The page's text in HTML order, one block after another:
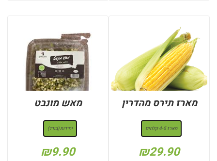
מארז תירס מהדרין
מארז 4-5 קלחים
₪29.90
מאש מונבט
יחידות (בודד)
₪9.90